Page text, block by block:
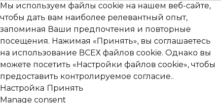
Мы используем файлы cookie на нашем веб-сайте,
чтобы дать вам наиболее релевантный опыт,
запоминая Ваши предпочтения и повторные
посещения. Нажимая «Принять», вы соглашаетесь
на использование ВСЕХ файлов cookie. Однако вы
можете посетить «Настройки файлов cookie», чтобы
предоставить контролируемое согласие..
Настройка Принять
Manage consent